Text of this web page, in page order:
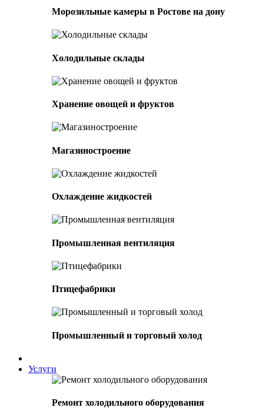
Морозильные камеры в Ростове на дону
Холодильные склады
Хранение овощей и фруктов
Магазиностроение
Охлаждение жидкостей
Промышленная вентиляция
Птицефабрики
Промышленный и торговый холод
Услуги
Ремонт холодильного оборудования